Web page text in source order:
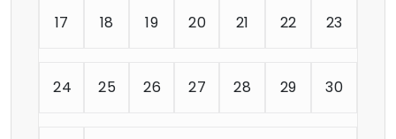
17 18 19 20 21 22 23
24 25 26 27 28 29 30